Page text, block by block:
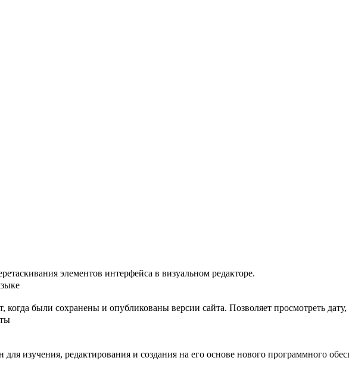
элементов интерфейса в визуальном редакторе.
когда были сохранены и опубликованы версии сайта. Позволяет просмотреть
изучения, редактирования и создания на его основе нового программного